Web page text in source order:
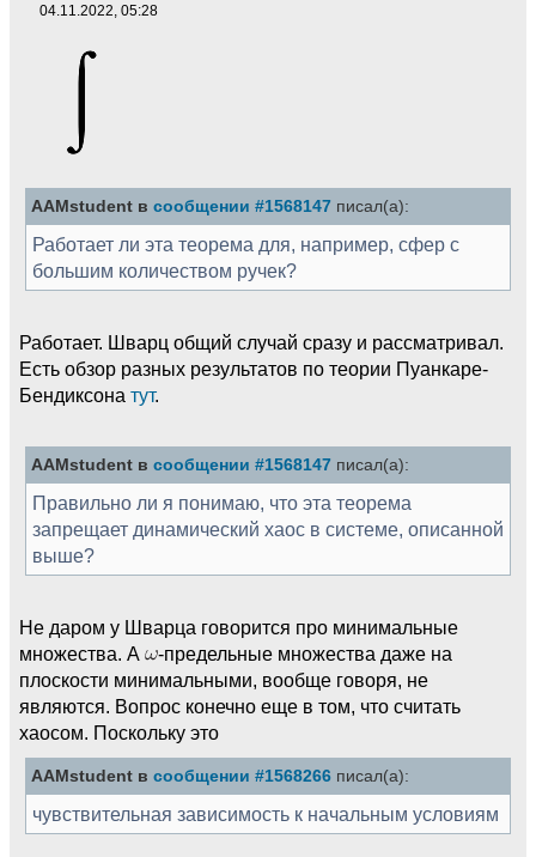
04.11.2022, 05:28
AAMstudent в сообщении #1568147 писал(а):
Работает ли эта теорема для, например, сфер с
большим количеством ручек?
Работает. Шварц общий случай сразу и рассматривал.
Есть обзор разных результатов по теории Пуанкаре-
Бендиксона тут.
AAMstudent в сообщении #1568147 писал(а):
Правильно ли я понимаю, что эта теорема
запрещает динамический хаос в системе, описанной
выше?
Не даром у Шварца говорится про минимальные
множества. А
-предельные множества даже на
плоскости минимальными, вообще говоря, не
являются. Вопрос конечно еще в том, что считать
хаосом. Поскольку это
AAMstudent в сообщении #1568266 писал(а):
чувствительная зависимость к начальным условиям